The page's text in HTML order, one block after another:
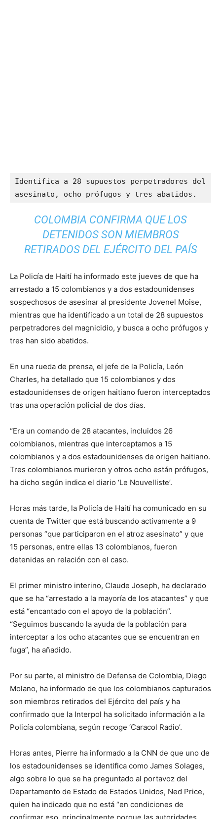
Identifica a 28 supuestos perpetradores del
asesinato, ocho prófugos y tres abatidos.
COLOMBIA CONFIRMA QUE LOS
DETENIDOS SON MIEMBROS
RETIRADOS DEL EJÉRCITO DEL PAÍS
La Policía de Haití ha informado este jueves de que ha
arrestado a 15 colombianos y a dos estadounidenses
sospechosos de asesinar al presidente Jovenel Moise,
mientras que ha identificado a un total de 28 supuestos
perpetradores del magnicidio, y busca a ocho prófugos y
tres han sido abatidos.
En una rueda de prensa, el jefe de la Policía, León
Charles, ha detallado que 15 colombianos y dos
estadounidenses de origen haitiano fueron interceptados
tras una operación policial de dos días.
“Era un comando de 28 atacantes, incluidos 26
colombianos, mientras que interceptamos a 15
colombianos y a dos estadounidenses de origen haitiano.
Tres colombianos murieron y otros ocho están prófugos,
ha dicho según indica el diario ‘Le Nouvelliste’.
Horas más tarde, la Policía de Haití ha comunicado en su
cuenta de Twitter que está buscando activamente a 9
personas “que participaron en el atroz asesinato” y que
15 personas, entre ellas 13 colombianos, fueron
detenidas en relación con el caso.
El primer ministro interino, Claude Joseph, ha declarado
que se ha “arrestado a la mayoría de los atacantes” y que
está “encantado con el apoyo de la población”.
“Seguimos buscando la ayuda de la población para
interceptar a los ocho atacantes que se encuentran en
fuga”, ha añadido.
Por su parte, el ministro de Defensa de Colombia, Diego
Molano, ha informado de que los colombianos capturados
son miembros retirados del Ejército del país y ha
confirmado que la Interpol ha solicitado información a la
Policía colombiana, según recoge ‘Caracol Radio’.
Horas antes, Pierre ha informado a la CNN de que uno de
los estadounidenses se identifica como James Solages,
algo sobre lo que se ha preguntado al portavoz del
Departamento de Estado de Estados Unidos, Ned Price,
quien ha indicado que no está “en condiciones de